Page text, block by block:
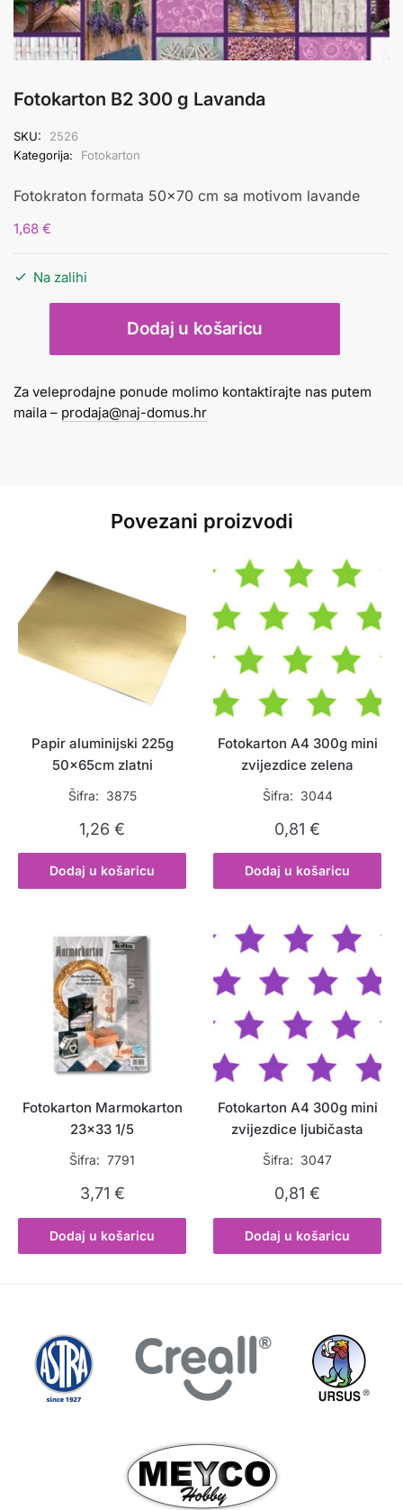
Fotokarton B2 300 g Lavanda
SKU:
2526
Kategorija:
Fotokarton
Fotokraton formata 50×70 cm sa motivom lavande
1,68 €
Na zalihi
Lavanda
količina
Dodaj u košaricu
Za veleprodajne ponude molimo kontaktirajte nas putem
maila – prodaja@naj-domus.hr
Povezani proizvodi
Papir aluminijski 225g
50x65cm zlatni
Šifra: 3875
1,26€
Dodaj u košaricu
Fotokarton A4 300g mini
zvijezdice zelena
Šifra: 3044
0,81€
Dodaj u košaricu
Fotokarton Marmokarton
23×33 1/5
Šifra: 7791
3,71 €
Dodaj u košaricu
Fotokarton A4 300g mini
zvijezdice ljubičasta
Šifra: 3047
0,81€
Dodaj u košaricu